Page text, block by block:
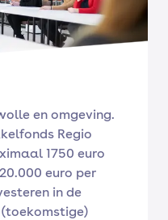
en omgeving.
Regio
1750 euro
euro per
in de